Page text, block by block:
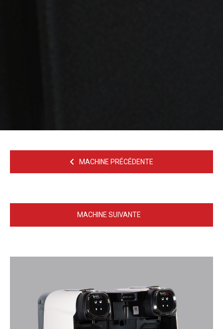
MACHINE PRÉCÉDENTE
MACHINE SUIVANTE